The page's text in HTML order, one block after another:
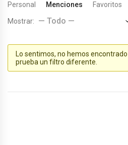
Personal Menciones Favoritos
Mostrar:
Lo sentimos, no hemos
prueba un filtro diferente.